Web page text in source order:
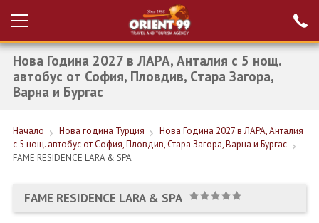
Вход за агенти
Проверка на
резервация
РАННИ ЗАПИСВАНИЯ ТУРЦИЯ
НОВА ГОДИНА ТУРЦИЯ
НОВА ГОДИНА
Нова Година 2027 в ЛАРА, Анталия с 5 нощ.
автобус от София, Пловдив, Стара Загора,
Варна и Бургас
Начало Нова година Турция
Нова Година 2027 в ЛАРА, Анталия
с 5 нощ. автобус от София, Пловдив, Стара Загора, Варна и Бургас
FAME RESIDENCE LARA & SPA
FAME RESIDENCE LARA & SPA